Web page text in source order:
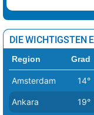
DIE WICHTIGSTEN
Region Grad
Amsterdam 14°
Ankara 19°